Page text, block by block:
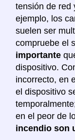
tensión de red
ejemplo, los
suelen ser
compruebe el
importante
dispositivo.
incorrecto, en
el dispositivo
en el peor de
incendio son